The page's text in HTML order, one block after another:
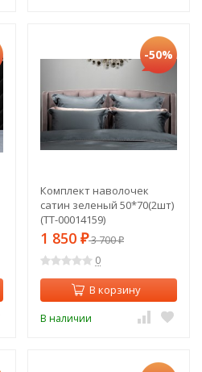
-50%
Комплект наволочек
сатин зеленый 50*70(2шт)
(TT-00014159)
1 850 ₽3 700₽
0
В корзину
В наличии